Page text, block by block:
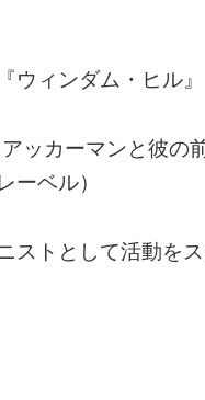
ィンダム・ヒル』
ッカーマンと彼の
ベル）
ストとして活動を